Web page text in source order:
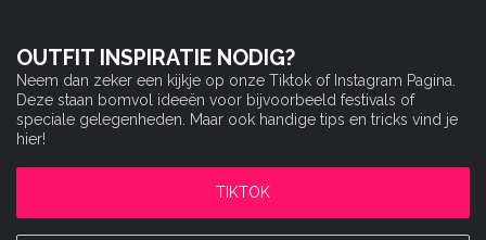
OUTFIT INSPIRATIE NODIG?
Neem dan zeker een kijkje op onze Tiktok of Instagram Pagina.
Deze staan bomvol ideeën voor bijvoorbeeld festivals of
speciale gelegenheden. Maar ook handige tips en tricks vind je
hier!
TIKTOK